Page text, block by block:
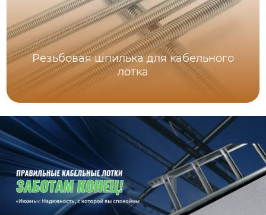
Резьбовая шпилька для кабельного
лотка